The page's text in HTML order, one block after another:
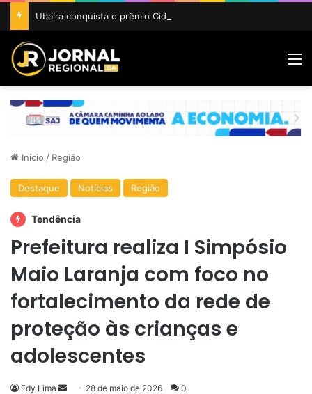
Início / Região
Destaque Notícias Região
Tendência
Prefeitura realiza I Simpósio
Maio Laranja com foco no
fortalecimento da rede de
proteção às crianças e
adolescentes
Edy Lima
Mande28 de maio de 2026 0